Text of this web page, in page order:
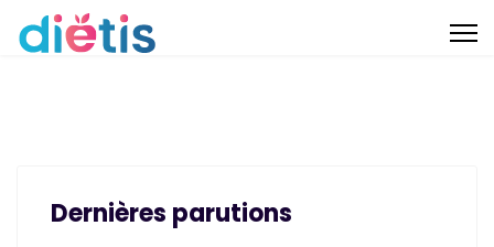
Dernières parutions